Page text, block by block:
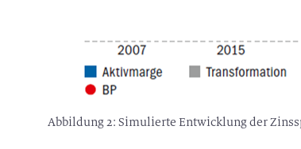
Abbildung 2: Simulierte Entwicklung der